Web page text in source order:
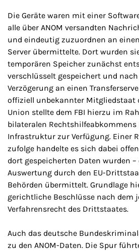
Die Geräte waren mit einer
alle über ANOM versandten
und eindeutig zuzuordnen an
Server übermittelte. Dort wurden
temporären Speicher zunächst
verschlüsselt gespeichert und
Verzögerung an einen
offiziell unbekannter Mitgliedstaat
Union stellte dem FBI hierzu im
bilateralen Rechtshilfeabkommens
Infrastruktur zur Verfügung. Einer
zufolge handelte es sich dabei
dort gespeicherten Daten wurden –
Auswertung durch den EU-
Behörden übermittelt. Grundlage
gerichtliche Beschlüsse nach dem
Verfahrensrecht des Drittstaates.
Auch das deutsche
zu den ANOM-Daten. Die Spur